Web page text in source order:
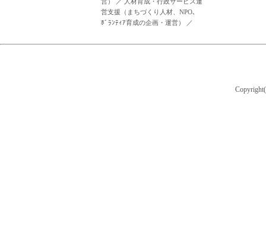
営支援（まちづくり人材、NPO、
ﾎﾞﾗﾝﾃｨｱ育成の企画・運営）
／